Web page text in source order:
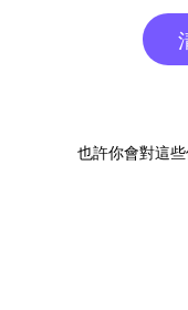
也許你會對這